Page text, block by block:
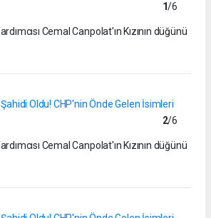
1/6
Cemal Canpolat'ın Kızının düğünü
2/6
Cemal Canpolat'ın Kızının düğünü